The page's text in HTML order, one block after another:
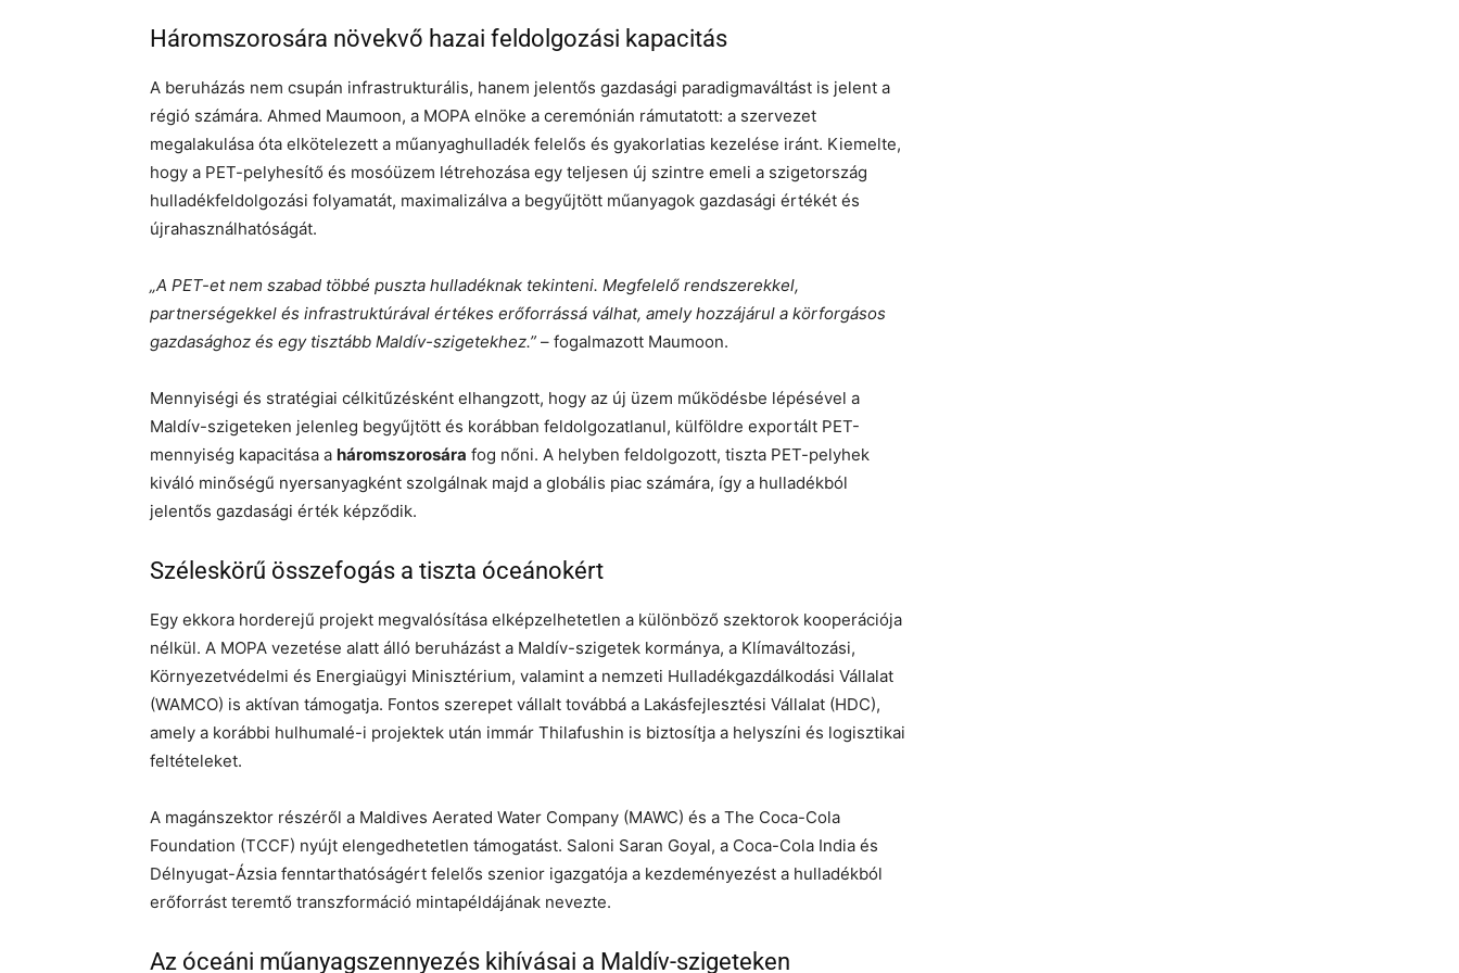
Háromszorosára növekvő hazai feldolgozási kapacitás
A beruházás nem csupán infrastrukturális, hanem jelentős gazdasági paradigmaváltást is jelent a
régió számára. Ahmed Maumoon, a MOPA elnöke a ceremónián rámutatott: a szervezet
megalakulása óta elkötelezett a műanyaghulladék felelős és gyakorlatias kezelése iránt. Kiemelte,
hogy a PET-pelyhesítő és mosóüzem létrehozása egy teljesen új szintre emeli a szigetország
hulladékfeldolgozási folyamatát, maximalizálva a begyűjtött műanyagok gazdasági értékét és
újrahasználhatóságát.
„A PET-et nem szabad többé puszta hulladéknak tekinteni. Megfelelő rendszerekkel,
partnerségekkel és infrastruktúrával értékes erőforrássá válhat, amely hozzájárul a körforgásos
gazdasághoz és egy tisztább Maldív-szigetekhez.” – fogalmazott Maumoon.
Mennyiségi és stratégiai célkitűzésként elhangzott, hogy az új üzem működésbe lépésével a
Maldív-szigeteken jelenleg begyűjtött és korábban feldolgozatlanul, külföldre exportált PET-
mennyiség kapacitása a háromszorosára fog nőni. A helyben feldolgozott, tiszta PET-pelyhek
kiváló minőségű nyersanyagként szolgálnak majd a globális piac számára, így a hulladékból
jelentős gazdasági érték képződik.
Széleskörű összefogás a tiszta óceánokért
Egy ekkora horderejű projekt megvalósítása elképzelhetetlen a különböző szektorok kooperációja
nélkül. A MOPA vezetése alatt álló beruházást a Maldív-szigetek kormánya, a Klímaváltozási,
Környezetvédelmi és Energiaügyi Minisztérium, valamint a nemzeti Hulladékgazdálkodási Vállalat
(WAMCO) is aktívan támogatja. Fontos szerepet vállalt továbbá a Lakásfejlesztési Vállalat (HDC),
amely a korábbi hulhumalé-i projektek után immár Thilafushin is biztosítja a helyszíni és logisztikai
feltételeket.
A magánszektor részéről a Maldives Aerated Water Company (MAWC) és a The Coca-Cola
Foundation (TCCF) nyújt elengedhetetlen támogatást. Saloni Saran Goyal, a Coca-Cola India és
Délnyugat-Ázsia fenntarthatóságért felelős szenior igazgatója a kezdeményezést a hulladékból
erőforrást teremtő transzformáció mintapéldájának nevezte.
Az óceáni műanyagszennyezés kihívásai a Maldív-szigeteken